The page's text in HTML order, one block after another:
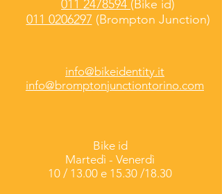
011 2478594 (Bike id)
011 0206297 (Brompton Junction)
info@bikeidentity.it
info@bromptonjunctiontorino.com
Bike id
Martedì - Venerdì
10 / 13.00 e 15.30 /18.30